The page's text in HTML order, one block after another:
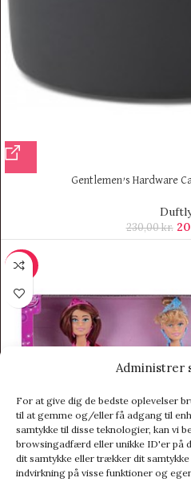
Administrer
For at give dig de bedste oplevelser
til at gemme og/eller få adgang til
samtykke til disse teknologier, kan vi
browsingadfærd eller unikke ID'er på
dit samtykke eller trækker dit
indvirkning på visse funktioner og
Gentlemen’s Hardware
230,00kr.
-20%